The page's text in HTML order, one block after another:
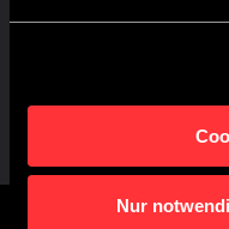
Nur
einde aan chaos. Hier